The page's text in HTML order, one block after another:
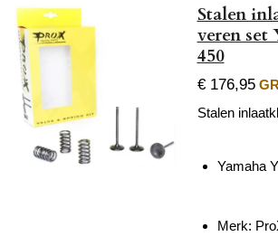
Stalen
veren set
450
€ 176,95
Stalen
Yamaha
Merk: